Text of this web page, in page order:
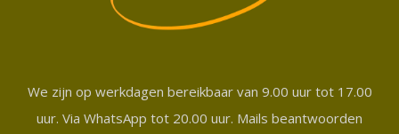
We zijn op werkdagen bereikbaar van 9.00 uur tot 17.00
uur. Via WhatsApp tot 20.00 uur. Mails beantwoorden